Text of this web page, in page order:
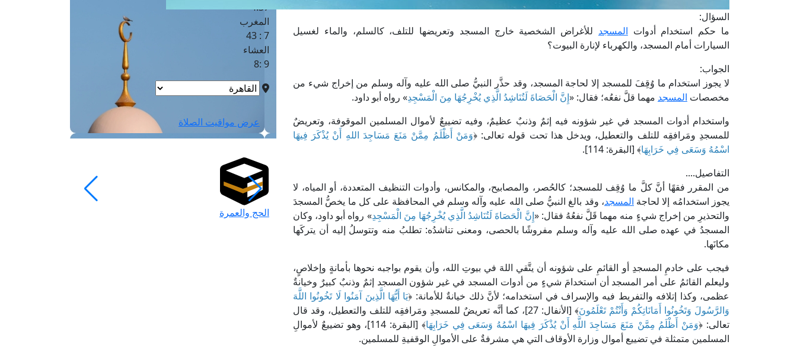
السؤال:
ما حكم استخدام أدوات المسجد للأغراض الشخصية خارج المسجد وتعريضها للتلف، كالسلم، والماء لغسيل
السيارات أمام المسجد، والكهرباء لإنارة البيوت؟
الجواب:
لا يجوز استخدام ما وُقِفَ للمسجد إلا لحاجة المسجد، وقد حذَّر النبيُّ صلى الله عليه وآله وسلم من إخراج شيء من
مخصصات المسجد مهما قلَّ نفعُه؛ فقال: «إِنَّ الْحَصَاةَ لَتُنَاشِدُ الَّذِي يُخْرِجُهَا مِنَ الْمَسْجِدِ» رواه أبو داود.
واستخدام أدوات المسجد في غير شؤونه فيه إثمٌ وذنبٌ عظيمٌ، وفيه تضييعٌ لأموال المسلمين الموقوفة، وتعريضٌ
للمسجدِ ومَرافقِه للتلف والتعطيل، ويدخل هذا تحت قوله تعالى: ﴿وَمَنْ أَظْلَمُ مِمَّنْ مَنَعَ مَسَاجِدَ اللهِ أَنْ يُذْكَرَ فِيهَا
اسْمُهُ وَسَعَى فِي خَرَابِهَا﴾ [البقرة: 114].
التفاصيل....
من المقرر فقهًا أنَّ كلَّ ما وُقِف للمسجد؛ كالحُصر، والمصابيح، والمكانس، وأدوات التنظيف المتعددة، أو المياه، لا
يجوز استخدامُه إلا لحاجة المسجد، وقد بالغ النبيُّ صلى الله عليه وآله وسلم في المحافظة على كل ما يخصُّ المسجدَ
والتحذيرِ من إخراج شيءٍ منه مهما قَلَّ نفعُهُ فقال: «إِنَّ الْحَصَاةَ لَتُنَاشِدُ الَّذِي يُخْرِجُهَا مِنَ الْمَسْجِدِ» رواه أبو داود، وكان
المسجدُ في عهده صلى الله عليه وآله وسلم مفروشًا بالحصى، ومعنى تناشدُه: تطلبُ منه وتتوسلُ إليه أن يتركَها
مكانَها.
فيجب على خادمِ المسجدِ أو القائمِ على شؤونه أن يتَّقي اللهَ في بيوتِ الله، وأن يقوم بواجبه نحوها بأمانةٍ وإخلاصٍ،
وليعلم القائمُ على أمر المسجد أن استخدامَ شيءٍ من أدوات المسجد في غير شؤون المسجد إثمٌ وذنبٌ كبيرٌ وخيانةٌ
عظمى، وكذا إتلافه والتفريط فيه والإسراف في استخدامه؛ لأنَّ ذلك خيانةٌ للأمانة: ﴿يَا أَيُّهَا الَّذِينَ آمَنُوا لَا تَخُونُوا اللَّهَ
وَالرَّسُولَ وَتَخُونُوا أَمَانَاتِكُمْ وَأَنْتُمْ تَعْلَمُونَ
﴾ [الأنفال: 27]، كما أنَّه تعريضٌ للمسجدِ ومَرافقِه للتلف والتعطيل، وقد قال
تعالى: ﴿وَمَنْ أَظْلَمُ مِمَّنْ مَنَعَ مَسَاجِدَ اللَّهِ أَنْ يُذْكَرَ فِيهَا اسْمُهُ وَسَعَى فِي خَرَابِهَا
﴾ [البقرة: 114]، وهو تضييعٌ لأموالِ
المسلمين متمثلة في تضييع أموال وزارة الأوقاف التي هي مشرفةٌ على الأموالِ الوقفيةِ للمسلمين.
4:37
المغرب
7 : 43
العشاء
9 :8
عرض مواقيت الصلاة
الحج والعمرة